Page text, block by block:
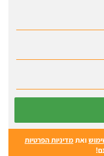
ואתמדיניות הפרטיות